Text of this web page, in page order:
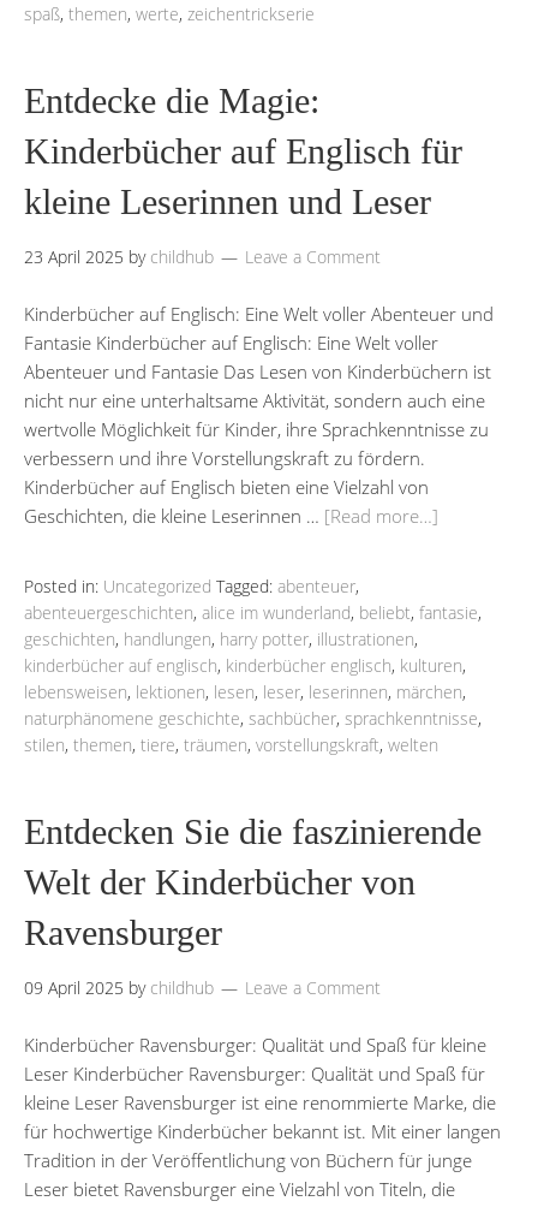
spaß, themen, werte, zeichentrickserie
Entdecke die Magie:
Kinderbücher auf Englisch für
kleine Leserinnen und Leser
23 April 2025 by childhub Leave a Comment
Kinderbücher auf Englisch: Eine Welt voller Abenteuer und
Fantasie Kinderbücher auf Englisch: Eine Welt voller
Abenteuer und Fantasie Das Lesen von Kinderbüchern ist
nicht nur eine unterhaltsame Aktivität, sondern auch eine
wertvolle Möglichkeit für Kinder, ihre Sprachkenntnisse zu
verbessern und ihre Vorstellungskraft zu fördern.
Kinderbücher auf Englisch bieten eine Vielzahl von
Geschichten, die kleine Leserinnen … [Read more…]
Posted in: Uncategorized Tagged: abenteuer,
abenteuergeschichten, alice im wunderland, beliebt, fantasie,
geschichten, handlungen, harry potter, illustrationen,
kinderbücher auf englisch, kinderbücher englisch, kulturen,
lebensweisen, lektionen, lesen, leser, leserinnen, märchen,
naturphänomene geschichte, sachbücher, sprachkenntnisse,
stilen, themen, tiere, träumen, vorstellungskraft, welten
Entdecken Sie die faszinierende
Welt der Kinderbücher von
Ravensburger
09 April 2025 by childhub Leave a Comment
Kinderbücher Ravensburger: Qualität und Spaß für kleine
Leser Kinderbücher Ravensburger: Qualität und Spaß für
kleine Leser Ravensburger ist eine renommierte Marke, die
für hochwertige Kinderbücher bekannt ist. Mit einer langen
Tradition in der Veröffentlichung von Büchern für junge
Leser bietet Ravensburger eine Vielzahl von Titeln, die